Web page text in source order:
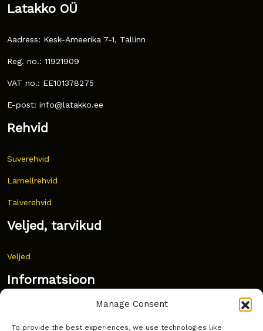
Manage Consent
To provide the best experiences, we use technologies like
Latakko OÜ
Aadress: Kesk-Ameerika 7-1, Tallinn
Reg. no.: 11921909
VAT no.: EE101378275
E-post: info@latakko.ee
Rehvid
Suverehvid
Lamellrehvid
Talverehvid
Veljed, tarvikud
Veljed
Informatsioon